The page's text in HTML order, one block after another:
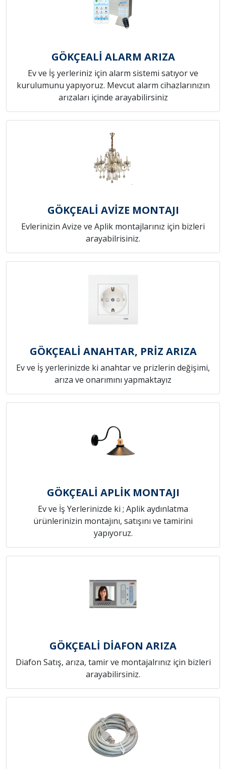
GÖKÇEALİ ALARM ARIZA
Ev ve İş yerleriniz için alarm sistemi satıyor ve
kurulumunu yapıyoruz. Mevcut alarm cihazlarınızın
arızaları içinde arayabilirsiniz
GÖKÇEALİ AVİZE MONTAJI
Evlerinizin Avize ve Aplik montajlarınız için bizleri
arayabilrisiniz.
GÖKÇEALİ ANAHTAR, PRİZ ARIZA
Ev ve İş yerlerinizde ki anahtar ve prizlerin değişimi,
arıza ve onarımını yapmaktayız
GÖKÇEALİ APLİK MONTAJI
Ev ve İş Yerlerinizde ki ; Aplik aydınlatma
ürünlerinizin montajını, satışını ve tamirini
yapıyoruz.
GÖKÇEALİ DİAFON ARIZA
Diafon Satış, arıza, tamir ve montajalrınız için bizleri
arayabilirsiniz.